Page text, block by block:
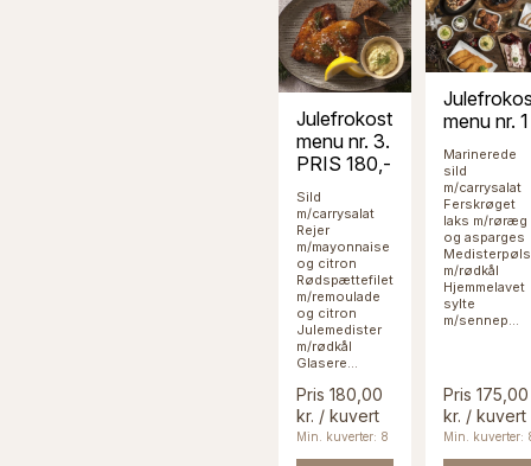
Julefrokost
menu nr. 3.
PRIS 180,-
Sild
m/carrysalat
Rejer
m/mayonnaise
og citron
Rødspættefilet
m/remoulade
og citron
Julemedister
m/rødkål
Glasere...
Pris 180,00
kr. / kuvert
Min. kuverter: 8
menu nr. 1
Marinerede
sild
m/carrysalat
Ferskrøget
laks m/røræg
og asparges
m/rødkål
Hjemmelavet
sylte
m/sennep...
Pris 175,00
kr. / kuvert
Min. kuverter: